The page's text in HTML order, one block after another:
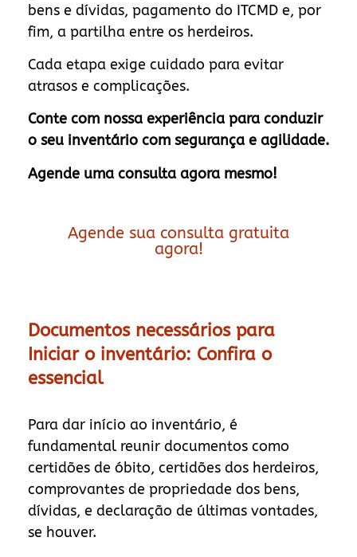
bens e dívidas, pagamento do ITCMD e, por
fim, a partilha entre os herdeiros.
Cada etapa exige cuidado para evitar
atrasos e complicações.
Conte com nossa experiência para conduzir
o seu inventário com segurança e agilidade.
Agende uma consulta agora mesmo!
Agende sua consulta gratuita
agora!
Documentos necessários para
Iniciar o inventário: Confira o
essencial
Para dar início ao inventário, é
fundamental reunir documentos como
certidões de óbito, certidões dos herdeiros,
comprovantes de propriedade dos bens,
dívidas, e declaração de últimas vontades,
se houver.